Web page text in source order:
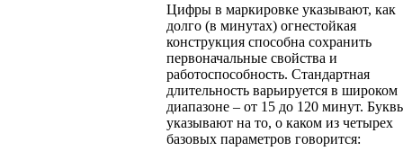
Цифры в маркировке указывают, как
долго (в минутах) огнестойкая
конструкция способна сохранить
первоначальные свойства и
работоспособность. Стандартная
длительность варьируется в широком
диапазоне – от 15 до 120 минут.
указывают на то, о каком из четырех
базовых параметров говорится: